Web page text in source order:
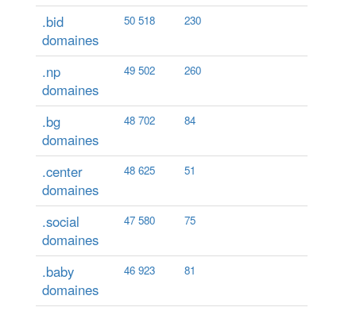
.bid
domaines
50 518 230
.np
domaines
49 502 260
.bg
domaines
48 702 84
.center
domaines
48 625 51
.social
domaines
47 580 75
.baby
domaines
46 923 81